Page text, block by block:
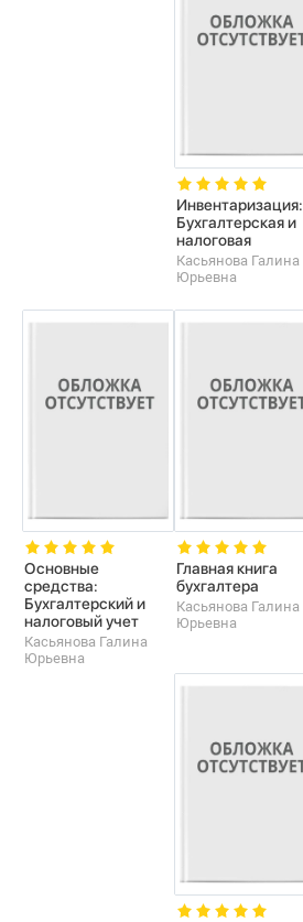
Инвентаризация:
Бухгалтерская и
налоговая
Касьянова Галина
Юрьевна
Основные
средства:
Бухгалтерский и
налоговый учет
Касьянова Галина
Юрьевна
Главная книга
бухгалтера
Касьянова Галина
Юрьевна